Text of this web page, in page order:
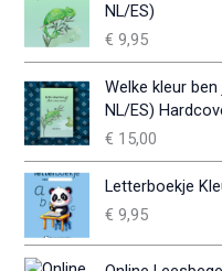
NL/ES)
€ 9,95
Welke kleur
NL/ES)
€ 15,00
Letterboekje
€ 9,95